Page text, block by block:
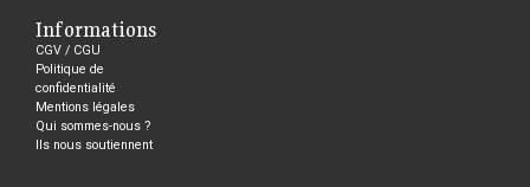
Informations
CGV / CGU
Politique de
confidentialité
Mentions légales
Qui sommes-nous ?
Ils nous soutiennent